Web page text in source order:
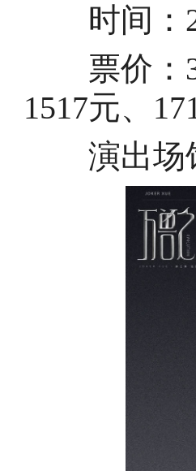
时间：
票价：
1517元、
演出场馆